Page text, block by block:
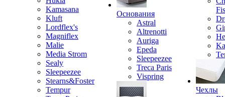
Kamasana
Kluft
Lordflex's
Magniflex
Malie
Media Strom
Sealy
Sleepeezee
Stearns&Foster
Tempur
Основания
Astral
Altrenotti
Auriga
Epeda
Sleepeezee
Treca Paris
Vispring
Чехлы